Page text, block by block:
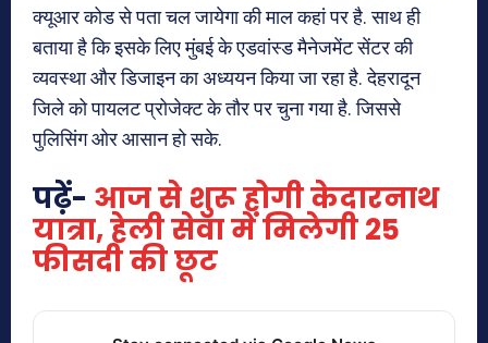
क्यूआर कोड से पता चल जायेगा की माल कहां पर है. साथ ही
बताया है कि इसके लिए मुंबई के एडवांस्ड मैनेजमेंट सेंटर की
व्यवस्था और डिजाइन का अध्ययन किया जा रहा है. देहरादून
जिले को पायलट प्रोजेक्ट के तौर पर चुना गया है. जिससे
पुलिसिंग ओर आसान हो सके.
पढ़ें- आज से शुरू होगी केदारनाथ
यात्रा, हेली सेवा में मिलेगी 25
फीसदी की छूट